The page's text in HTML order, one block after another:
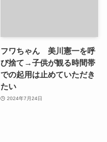
フワちゃん 美川憲一を呼
び捨て→子供が観る時間帯
での起用は止めていただき
たい
2024年7月24日